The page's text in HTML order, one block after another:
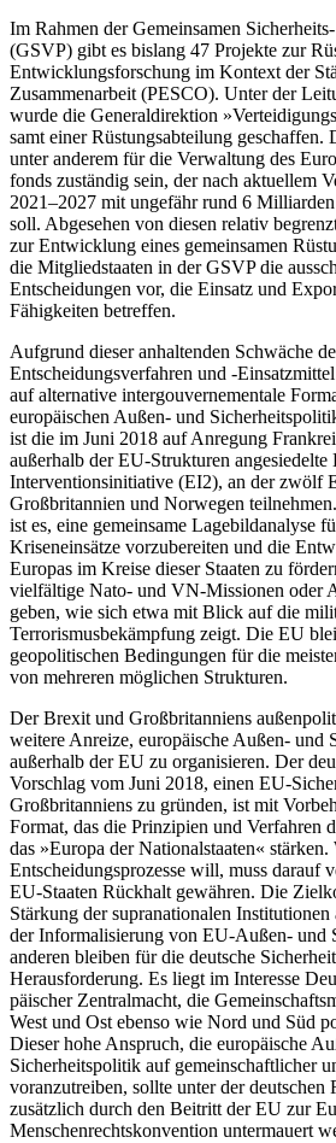
Im Rahmen der Gemeinsamen
(GSVP) gibt es bislang 47 Projekte zur
Entwicklungsforschung im Kontext der
Zusammenarbeit (PESCO). Unter der
wurde die Generaldirektion
samt einer Rüs­tungs­abteilung
unter anderem für die Ver­waltung des
fonds zuständig sein, der nach aktuellem
2021–2027 mit un­gefähr rund 6 Milliarden
soll. Abgesehen von diesen relativ
zur Entwicklung eines gemeinsamen
die Mitgliedstaaten in der GSVP die
Entscheidungen vor, die Einsatz und
Fähigkeiten betreffen.
Aufgrund dieser anhaltenden Schwäche
Entscheidungsverfahren und
auf alter­native intergouvernementale
europäischen Außen- und
ist die im Juni 2018 auf Anregung
außerhalb der EU-Strukturen angesiedelte
Interventions­initiative (EI2), an der zwölf
Großbritannien und Nor­wegen
ist es, eine gemeinsame Lagebildanalyse
Kriseneinsätze vorzubereiten und die
Europas im Kreise dieser Staaten zu
vielfältige Nato- und VN-Missionen oder
geben, wie sich etwa mit Blick auf die
Terrorismusbekämpfung zeigt. Die EU
geopolitischen Bedingungen für die
von mehreren mög­lichen Strukturen.
Der Brexit und Großbritanniens
weitere Anreize, europäische Außen- und
außerhalb der EU zu organisieren. Der
Vorschlag vom Juni 2018, einen EU-
Großbritanniens zu gründen, ist mit
Format, das die Prinzipien und Verfahren
das »Europa der National­staaten«
Entscheidungsprozesse will, muss darauf
EU-Staaten Rückhalt gewäh­ren. Die
Stärkung der supranationalen
derInformalisierung von EU-Außen- und
anderen bleiben für die deutsche
Herausforderung. Es liegt im Interesse
päischer Zentralmacht, die
West und Ost ebenso wie Nord und Süd
Dieser hohe Anspruch, die euro­päische
Sicherheitspolitik auf gemeinschaftlicher
voranzutreiben, sollte unter der deutschen
zusätzlich durch den Beitritt der EU zur
Menschenrechtskonvention untermauert